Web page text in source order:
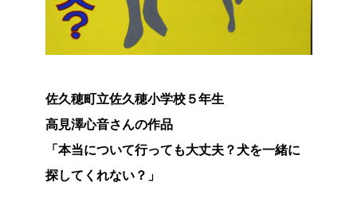
佐久穂町立佐久穂小学校５年生
高見澤心音さんの作品
「本当について行っても大丈夫？犬を一緒に
探してくれない？」